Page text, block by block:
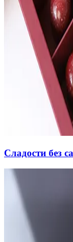
Сладости без